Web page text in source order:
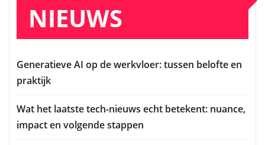
NIEUWS
Generatieve AI op de werkvloer: tussen belofte en
praktijk
Wat het laatste tech-nieuws echt betekent: nuance,
impact en volgende stappen